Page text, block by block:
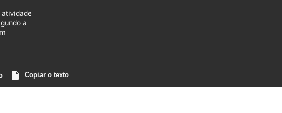
a
Copiar o texto